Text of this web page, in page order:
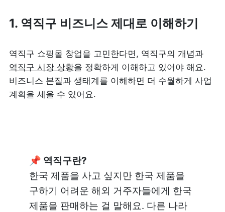
1. 역직구 비즈니스 제대로 이해하기
역직구 쇼핑몰 창업을 고민한다면, 역직구의 개념과
역직구 시장 상황을 정확하게 이해하고 있어야 해요.
비즈니스 본질과 생태계를 이해하면 더 수월하게 사업
계획을 세울 수 있어요.
한국 제품을 사고 싶지만 한국 제품을
구하기 어려운 해외 거주자들에게 한국
제품을 판매하는 걸 말해요. 다른 나라